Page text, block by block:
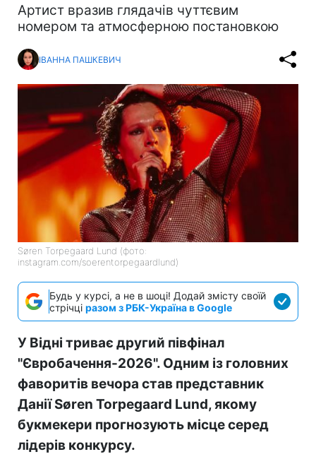
Артист вразив глядачів чуттєвим
номером та атмосферною постановкою
ІВАННА ПАШКЕВИЧ
Søren Torpegaard Lund (фото:
instagram.com/soerentorpegaardlund)
Будь у курсі, а не в шоці! Додай змісту своїй
стрічці разом з РБК-Україна в Google
У Відні триває другий півфінал
"Євробачення-2026". Одним із головних
фаворитів вечора став представник
Данії Søren Torpegaard Lund, якому
букмекери прогнозують місце серед
лідерів конкурсу.